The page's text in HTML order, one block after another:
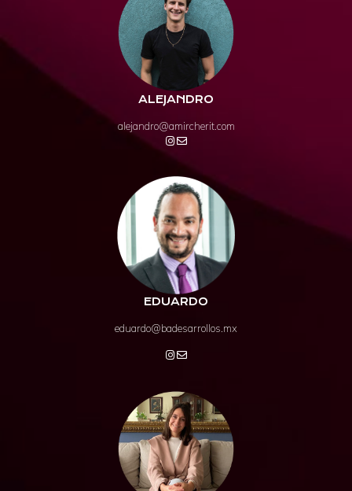
ALEJANDRO
alejandro@amircherit.com
EDUARDO
eduardo@badesarrollos.mx